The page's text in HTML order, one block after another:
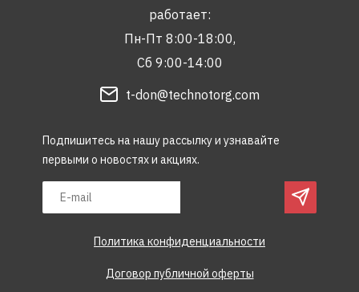
Подпишитесь на нашу рассылку и узнавайте
первыми о новостях и акциях.
работает:
Пн-Пт 8:00-18:00,
Сб 9:00-14:00
t-don@technotorg.com
Политика конфиденциальности
Договор публичной оферты